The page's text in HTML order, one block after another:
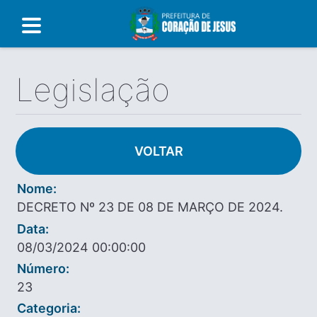
Legislação
VOLTAR
Nome:
DECRETO Nº 23 DE 08 DE MARÇO DE 2024.
Data:
08/03/2024 00:00:00
Número:
23
Categoria: